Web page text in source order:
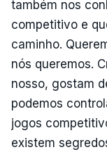
também nos
competitivo e
caminho.
nós queremos.
nosso, gostam
podemos
jogos
existem